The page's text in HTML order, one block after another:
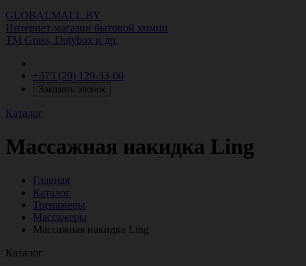
GLOBALMALL.BY
Интернет-магазин бытовой химии
ТМ Grass, Dutybox и др.
+375 (29) 129-33-00
Заказать звонок
Каталог
Массажная накидка Ling
Главная
Каталог
Тренажеры
Массажеры
Массажная накидка Ling
Каталог